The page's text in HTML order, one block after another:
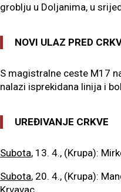
groblju u Doljanima, u
NOVI ULAZ PRED
S magistralne ceste M17
nalazi isprekidana linija i
UREĐIVANJE CRKVE
Subota, 13. 4., (Krupa):
Subota, 20. 4., (Krupa):